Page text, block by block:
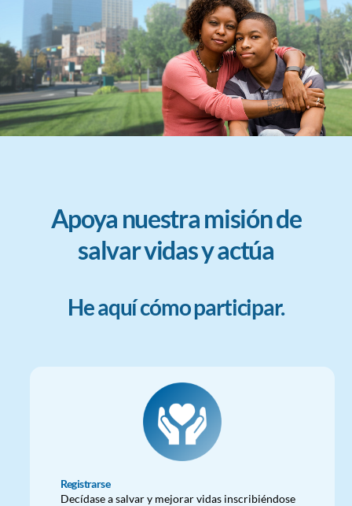
Apoya nuestra misión de
salvar vidas y actúa
He aquí cómo participar.
Registrarse
Decídase a salvar y mejorar vidas inscribiéndose